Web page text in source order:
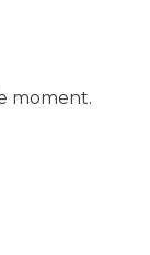
moment.